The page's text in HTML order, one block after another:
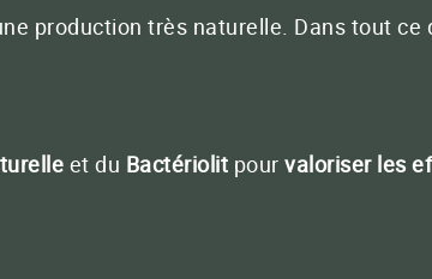
production très naturelle. Dans tout
et du Bactériolit pour valoriser les